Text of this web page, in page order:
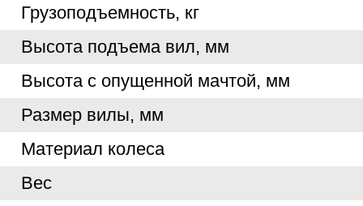
Грузоподъемность, кг
Высота подъема вил, мм
Высота с опущенной мачтой, мм
Размер вилы, мм
Материал колеса
Вес